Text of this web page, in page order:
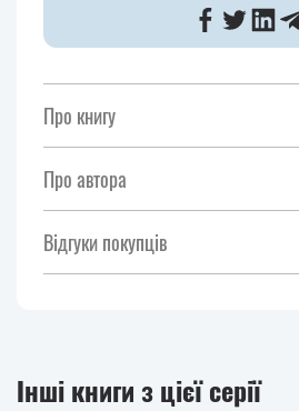
Про книгу
Про автора
Відгуки покупців
Інші книги з цієї серії